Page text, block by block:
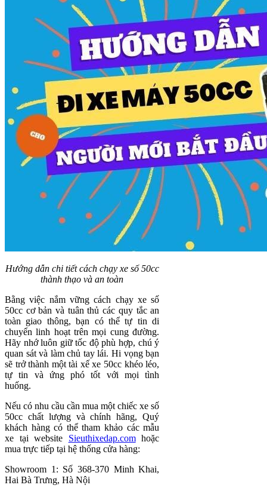
Hướng dẫn chi tiết cách chạy xe số 50cc
thành thạo và an toàn
Bằng việc nắm vững cách chạy xe số
50cc cơ bản và tuân thủ các quy tắc an
toàn giao thông, bạn có thể tự tin di
chuyển linh hoạt trên mọi cung đường.
Hãy nhớ luôn giữ tốc độ phù hợp, chú ý
quan sát và làm chủ tay lái. Hi vọng bạn
sẽ trở thành một tài xế xe 50cc khéo léo,
tự tin và ứng phó tốt với mọi tình
huống.
Nếu có nhu cầu cần mua một chiếc xe số
50cc chất lượng và chính hãng, Quý
khách hàng có thể tham khảo các mẫu
xe tại website Sieuthixedap.comhoặc
mua trực tiếp tại hệ thống cửa hàng:
Showroom 1: Số 368-370 Minh Khai,
Hai Bà Trưng, Hà Nội